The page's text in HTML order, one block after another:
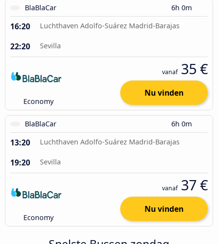
BlaBlaCar 6h 0m
16:20 Luchthaven Adolfo-Suárez Madrid-Barajas
22:20 Sevilla
Economy
vanaf 35 €
Nu vinden
BlaBlaCar 6h 0m
13:20 Luchthaven Adolfo-Suárez Madrid-Barajas
19:20 Sevilla
Economy
vanaf 37 €
Nu vinden